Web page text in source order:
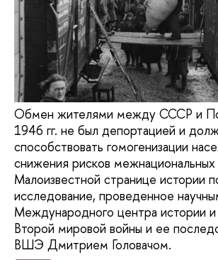
Обмен жителями между СССР и
1946 гг. не был депортацией и
способствовать гомогенизации
снижения рисков межнациональных
Малоизвестной странице истории
исследование, проведенное
Международного центра истории и
Второй мировой войны и ее
ВШЭ Дмитрием Головачом.